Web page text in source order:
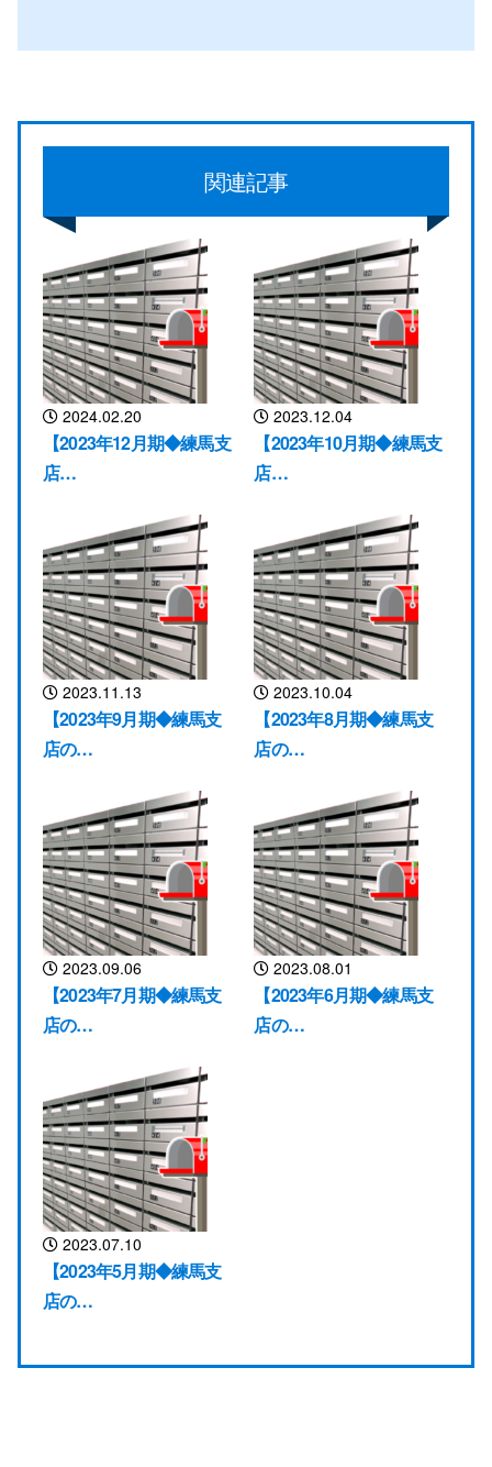
関連記事
2024.02.20
【2023年12月期◆練馬支
店…
2023.12.04
【2023年10月期◆練馬支
店…
2023.11.13
【2023年9月期◆練馬支
店の…
2023.10.04
【2023年8月期◆練馬支
店の…
2023.09.06
【2023年7月期◆練馬支
店の…
2023.08.01
【2023年6月期◆練馬支
店の…
2023.07.10
【2023年5月期◆練馬支
店の…